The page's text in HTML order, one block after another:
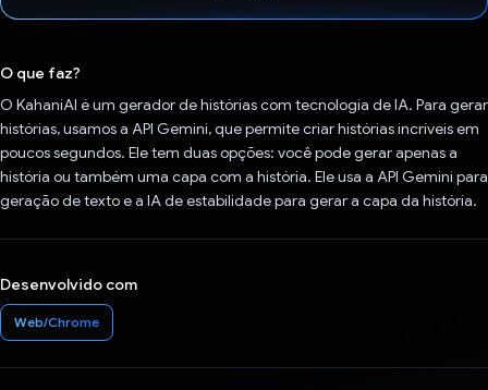
O que faz?
O KahaniAI é um gerador de histórias com tecnologia de IA. Para gerar
histórias, usamos a API Gemini, que permite criar histórias incríveis em
poucos segundos. Ele tem duas opções: você pode gerar apenas a
história ou também uma capa com a história. Ele usa a API Gemini para
geração de texto e a IA de estabilidade para gerar a capa da história.
Desenvolvido com
Web/Chrome